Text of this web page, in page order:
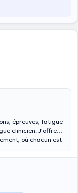
épreuves, fatigue
clinicien. J’offre
où chacun est